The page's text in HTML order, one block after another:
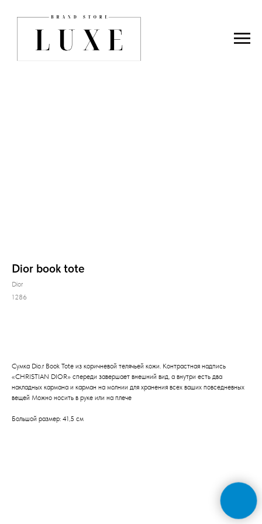
Dior book tote
Dior
1286
Сумка Dio.r Book Tote из коричневой телячьей кожи. Контрастная надпись
«CHRISTIAN DIOR» спереди завершает внешний вид, а внутри есть два
накладных кармана и карман на молнии для хранения всех ваших повседневных
вещей Можно носить в руке или на плече
Большой размер: 41,5 см